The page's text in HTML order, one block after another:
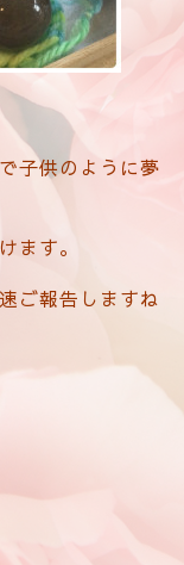
子供のように夢
ます。
ご報告しますね